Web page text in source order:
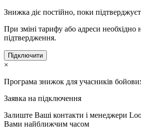
Знижка діє постійно, поки
При зміні тарифу або адреси необхідно
підтвердження.
Підключити
×
Програма знижок для учасників
Заявка на підключення
Залиште Ваші контакти і менеджери
Вами найближчим часом